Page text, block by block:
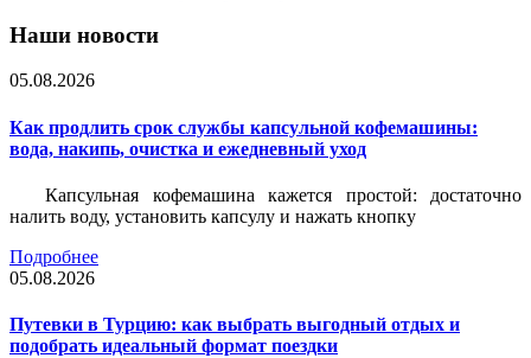
Наши новости
05.08.2026
Как продлить срок службы капсульной кофемашины:
вода, накипь, очистка и ежедневный уход
Капсульная кофемашина кажется простой: достаточно
налить воду, установить капсулу и нажать кнопку
Подробнее
05.08.2026
Путевки в Турцию: как выбрать выгодный отдых и
подобрать идеальный формат поездки